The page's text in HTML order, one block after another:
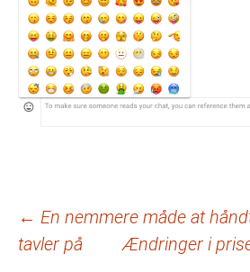
Indlægsnavigation
← En nemmere måde at
tavler på
Ændringer i